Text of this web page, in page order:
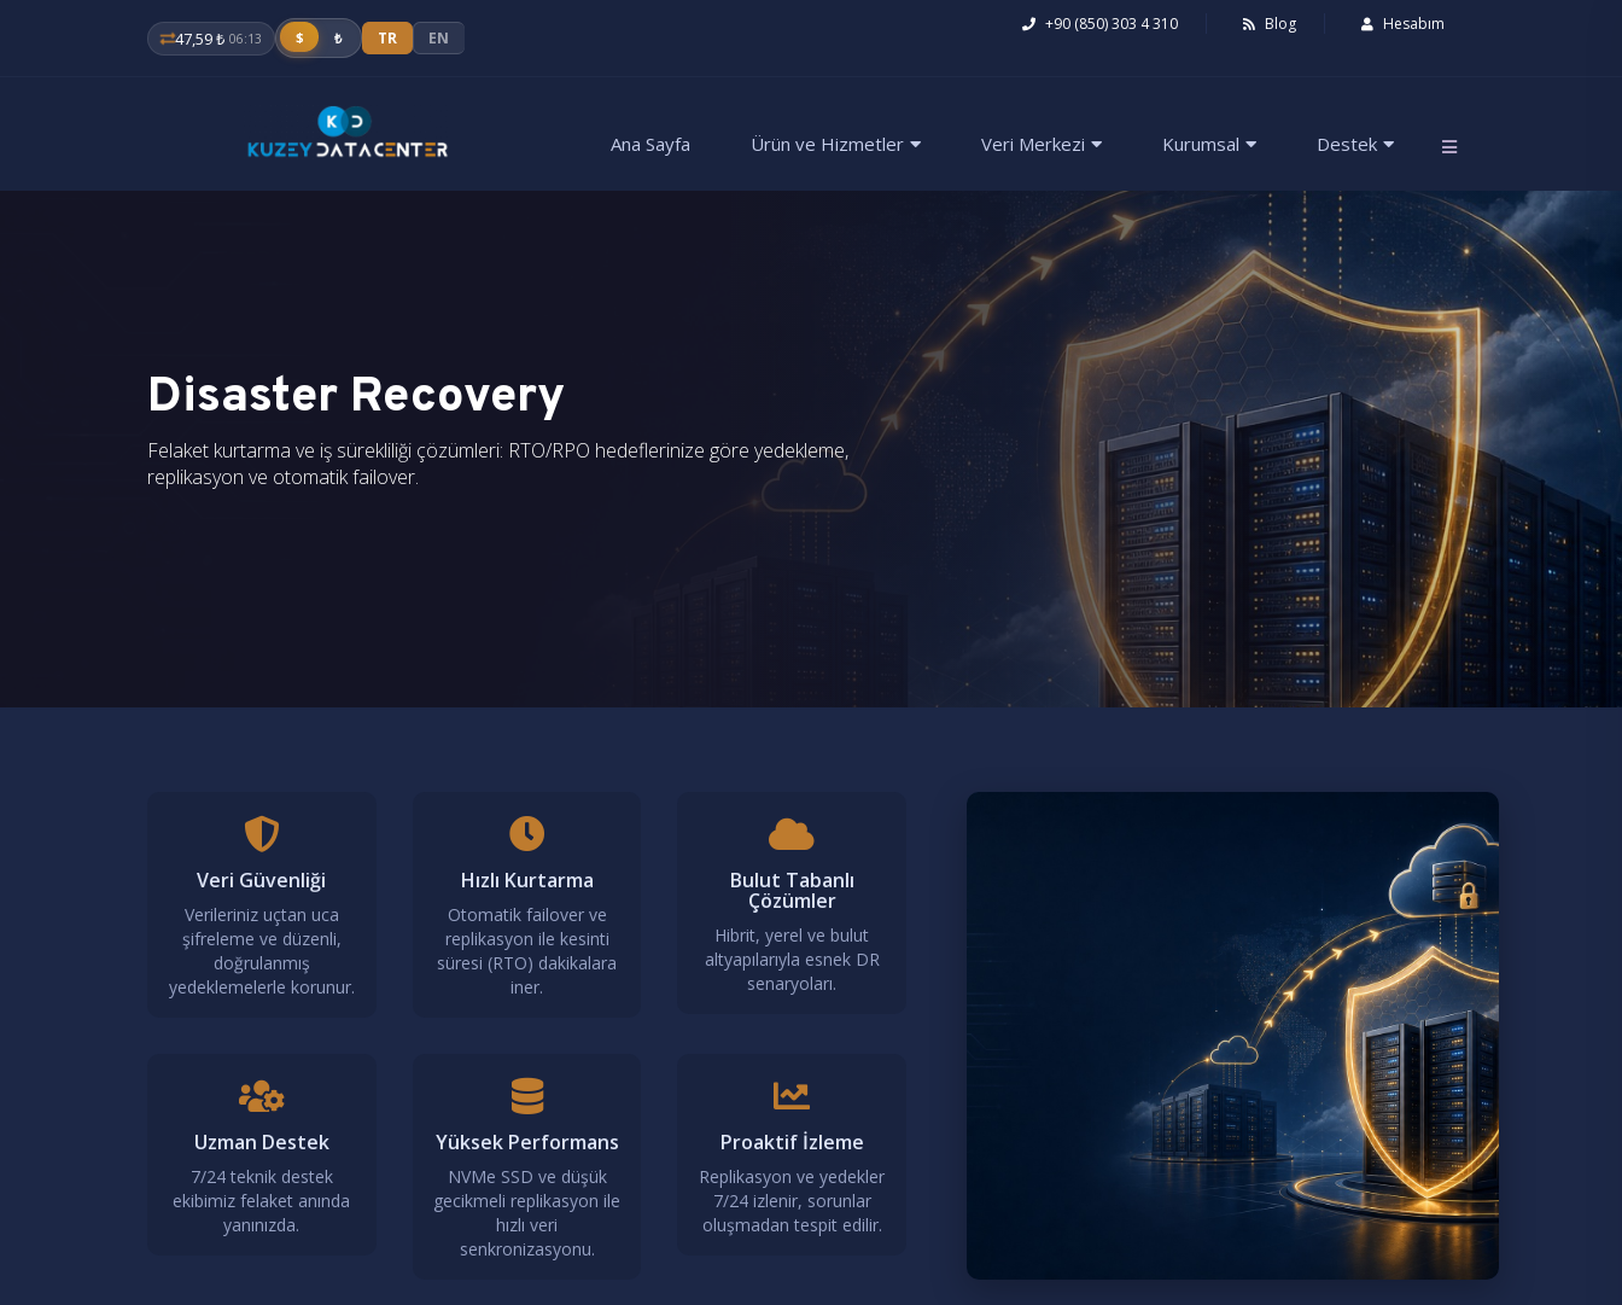
47,59 ₺ 06:13 $ ₺ TR EN
+90 (850) 303 4 310 Blog Hesabım
Ana Sayfa Ürün ve Hizmetler Veri Merkezi Kurumsal Destek
Disaster Recovery
Felaket kurtarma ve iş sürekliliği çözümleri: RTO/RPO hedeflerinize göre yedekleme,
replikasyon ve otomatik failover.
Veri Güvenliği
Verileriniz uçtan uca
şifreleme ve düzenli,
doğrulanmış
yedeklemelerle korunur.
Hızlı Kurtarma
Otomatik failover ve
replikasyon ile kesinti
süresi (RTO) dakikalara
iner.
Bulut Tabanlı
Çözümler
Hibrit, yerel ve bulut
altyapılarıyla esnek DR
senaryoları.
Uzman Destek
7/24 teknik destek
ekibimiz felaket anında
yanınızda.
Yüksek Performans
NVMe SSD ve düşük
gecikmeli replikasyon ile
hızlı veri
senkronizasyonu.
Proaktif İzleme
Replikasyon ve yedekler
7/24 izlenir, sorunlar
oluşmadan tespit edilir.